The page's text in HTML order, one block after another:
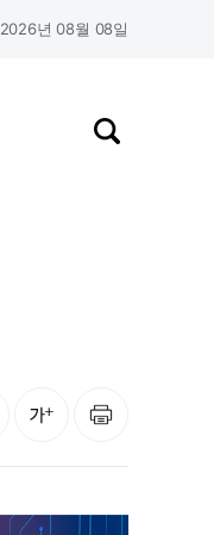
2026년 08월 08일
검색창 열기
글자크기 인쇄